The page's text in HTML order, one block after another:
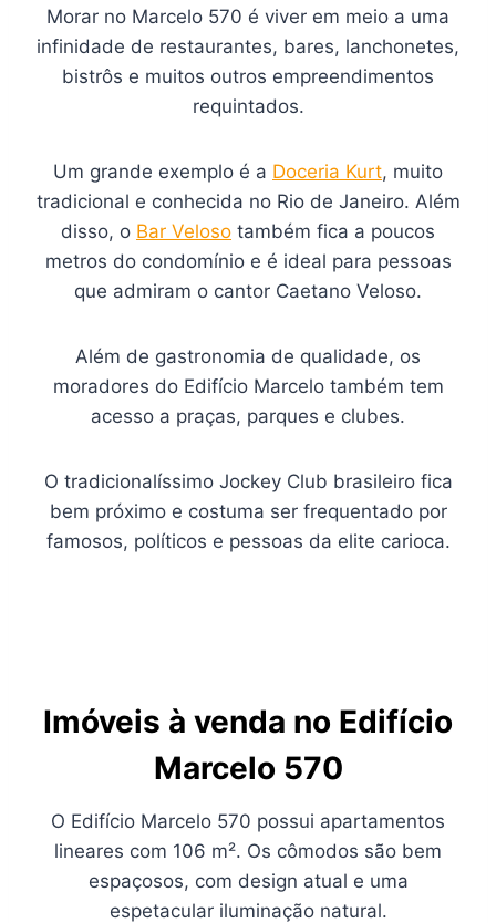
Morar no Marcelo 570 é viver em meio a uma
infinidade de restaurantes, bares, lanchonetes,
bistrôs e muitos outros empreendimentos
requintados.
Um grande exemplo é a Doceria Kurt, muito
tradicional e conhecida no Rio de Janeiro. Além
disso, o Bar Veloso também fica a poucos
metros do condomínio e é ideal para pessoas
que admiram o cantor Caetano Veloso.
Além de gastronomia de qualidade, os
moradores do Edifício Marcelo também tem
acesso a praças, parques e clubes.
O tradicionalíssimo Jockey Club brasileiro fica
bem próximo e costuma ser frequentado por
famosos, políticos e pessoas da elite carioca.
Imóveis à venda no Edifício
Marcelo 570
O Edifício Marcelo 570 possui apartamentos
lineares com 106 m². Os cômodos são bem
espaçosos, com design atual e uma
espetacular iluminação natural.